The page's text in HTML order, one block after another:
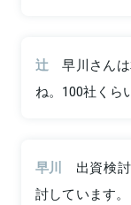
辻
早川さん
ね。100社くら
早川
出資検
討しています